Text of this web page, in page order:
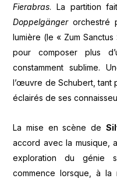
Fierabras. La partition
Doppelgängerorchestré
lumière (le « Zum
pour composer plus
constamment sublime.
l’œuvre de Schubert, tant
éclairés de ses
La mise en scène de
accord avec la musique,
exploration du génie
commence lorsque, à la